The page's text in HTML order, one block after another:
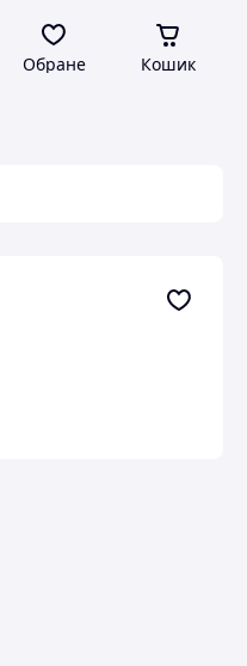
Обране Кошик